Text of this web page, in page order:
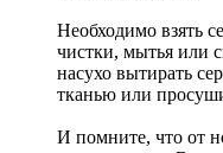
Необходимо взять
чистки, мытья или
насухо вытирать
тканью или
И помните, что от